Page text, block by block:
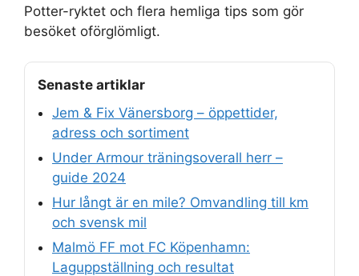
Potter-ryktet och flera hemliga tips som gör
besöket oförglömligt.
Senaste artiklar
Jem & Fix Vänersborg – öppettider,
adress och sortiment
Under Armour träningsoverall herr –
guide 2024
Hur långt är en mile? Omvandling till km
och svensk mil
Malmö FF mot FC Köpenhamn:
Laguppställning och resultat